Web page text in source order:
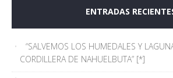
ENTRADAS
“SALVEMOS LOS HUMEDALES Y
CORDILLERA DE NAHUELBUTA” [*]